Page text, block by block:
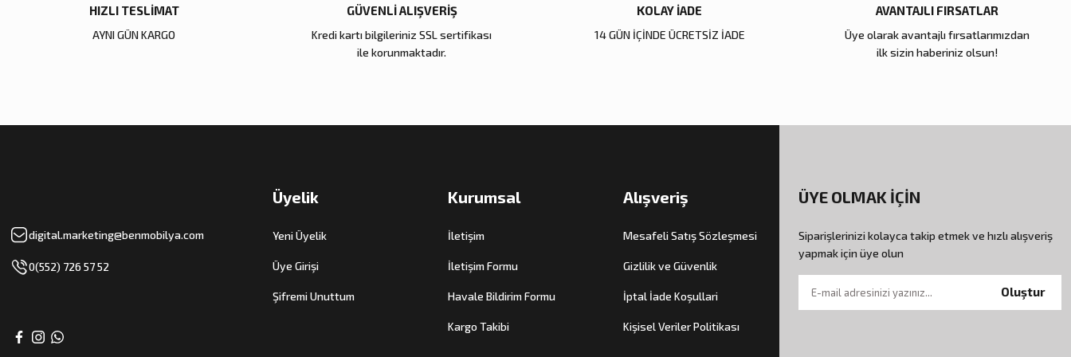
HIZLI TESLİMAT
AYNI GÜN KARGO
GÜVENLİ ALIŞVERİŞ
Kredi kartı bilgileriniz SSL sertifikası
ile korunmaktadır.
KOLAY İADE
14 GÜN İÇİNDE ÜCRETSİZ İADE
AVANTAJLI FIRSATLAR
Üye olarak avantajlı fırsatlarımızdan
ilk sizin haberiniz olsun!
digital.marketing@benmobilya.com
0(552) 726 57 52
Üyelik
Yeni Üyelik
Üye Girişi
Şifremi Unuttum
Kurumsal
İletişim
İletişim Formu
Havale Bildirim Formu
Kargo Takibi
Alışveriş
Mesafeli Satış Sözleşmesi
Gizlilik ve Güvenlik
İptal İade Koşullari
Kişisel Veriler Politikası
ÜYE OLMAK İÇİN
Siparişlerinizi kolayca takip etmek ve hızlı alışveriş
yapmak için üye olun
Oluştur